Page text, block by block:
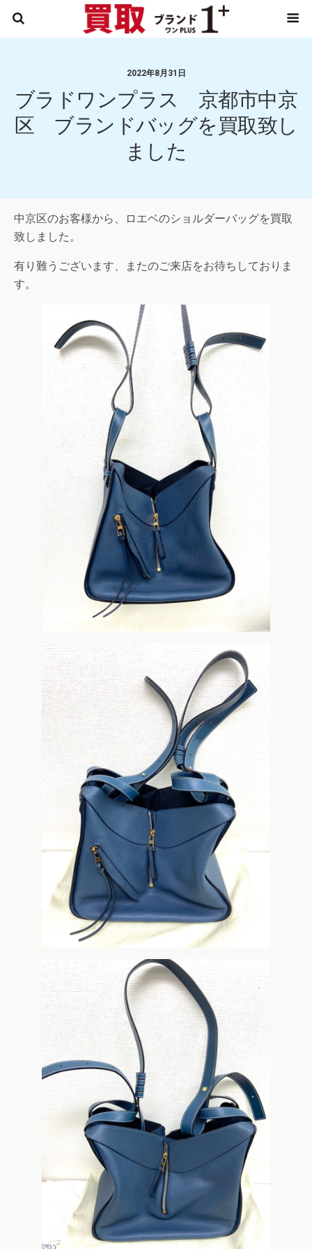
2022年8月31日
ブラドワンプラス 京都市中京
区 ブランドバッグを買取致し
ました
中京区のお客様から、ロエベのショルダーバッグを買取
致しました。
有り難うございます、またのご来店をお待ちしておりま
す。